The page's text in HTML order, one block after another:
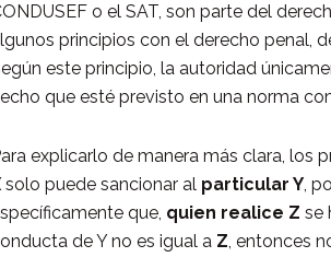
o el SAT, son parte del
principios con el derecho penal,
este principio, la autoridad
que esté previsto en una norma
explicarlo de manera más clara, los
solo puede sancionar al particular Y,
que, quien realice Z se
de Y no es igual a Z, entonces